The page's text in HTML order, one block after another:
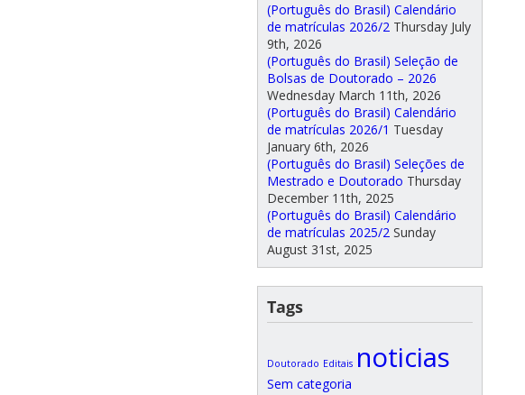
(Português do Brasil) Calendário
de matrículas 2026/2 Thursday July
9th, 2026
(Português do Brasil) Seleção de
Bolsas de Doutorado – 2026
Wednesday March 11th, 2026
(Português do Brasil) Calendário
de matrículas 2026/1 Tuesday
January 6th, 2026
(Português do Brasil) Seleções de
Mestrado e Doutorado Thursday
December 11th, 2025
(Português do Brasil) Calendário
de matrículas 2025/2 Sunday
August 31st, 2025
Tags
Doutorado Editais noticias
Sem categoria